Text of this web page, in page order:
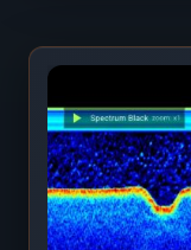
3D]